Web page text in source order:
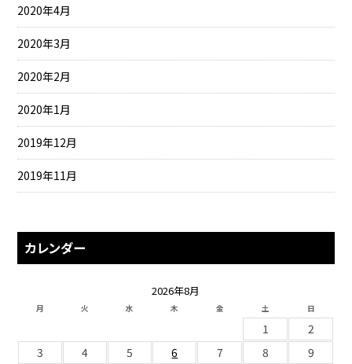
2020年4月
2020年3月
2020年2月
2020年1月
2019年12月
2019年11月
カレンダー
2026年8月
月 火 水 木 金 土 日
1
2
3
4 5 6 7 8
9